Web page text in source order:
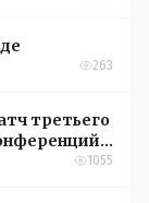
263
третьего
1055